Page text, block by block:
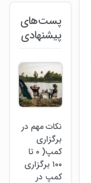
پست‌های
پیشنهادی
نکات مهم در
برگزاری
کمپ( ۰ تا
۱۰۰ برگزاری
کمپ در